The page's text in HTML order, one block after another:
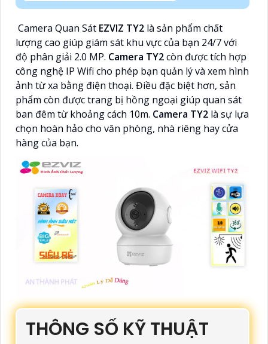
Camera Quan Sát EZVIZ TY2 là sản phẩm chất
lượng cao giúp giám sát khu vực của bạn 24/7 với
độ phân giải 2.0 MP. Camera TY2còn được tích hợp
công nghệ IP Wifi cho phép bạn quản lý và xem hình
ảnh từ xa bằng điện thoại. Điều đặc biệt hơn, sản
phẩm còn được trang bị hồng ngoại giúp quan sát
ban đêm từ khoảng cách 10m. Camera TY2 là sự lựa
chọn hoàn hảo cho văn phòng, nhà riêng hay cửa
hàng của bạn.
THÔNG SỐ KỸ THUẬT